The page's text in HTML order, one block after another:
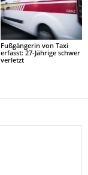
Fußgängerin von Taxi
erfasst: 27-Jährige schwer
verletzt